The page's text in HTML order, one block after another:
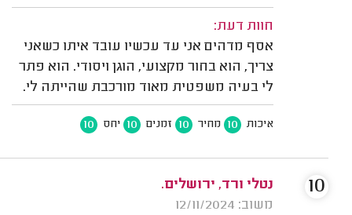
חוות דעת:
אסף מדהים אני עד עכשיו עובד איתו כשאני
צריך, הוא בחור מקצועי, הוגן ויסודי. הוא פתר
לי בעיה משפטית מאוד מורכבת שהייתה לי.
איכות 10 מחיר 10 זמנים 10 יחס 10
נטלי ורד, ירושלים.
משוב: 12/11/2024
10